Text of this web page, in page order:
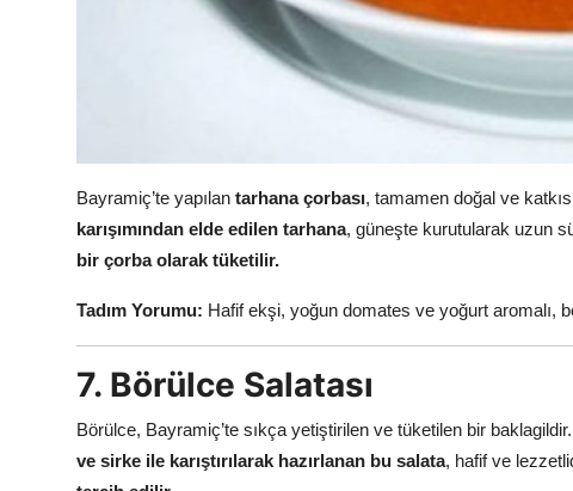
Bayramiç’te yapılan tarhana çorbası, tamamen doğal ve
karışımından elde edilen tarhana, güneşte kurutularak uzun
bir çorba olarak tüketilir.
Tadım Yorumu: Hafif ekşi, yoğun domates ve yoğurt aromalı,
7. Börülce Salatası
Börülce, Bayramiç’te sıkça yetiştirilen ve tüketilen bir baklagildir.
ve sirke ile karıştırılarak hazırlanan bu salata, hafif ve